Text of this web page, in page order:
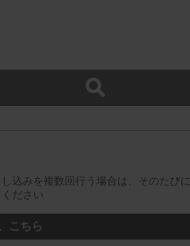
込みを複数回行う場合は、そのたびに
ださい
こちら